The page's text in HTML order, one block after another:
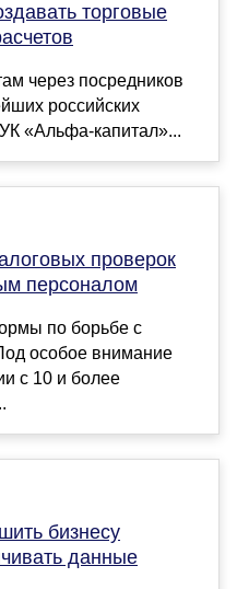
торговые
через посредников
российских
«Альфа-капитал»...
проверок
персоналом
по борьбе с
особое внимание
с 10 и более
бизнесу
данные